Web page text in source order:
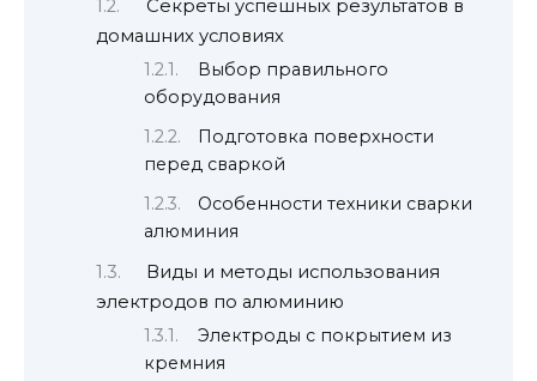
Секреты успешных результатов в
домашних условиях
Выбор правильного
оборудования
Подготовка поверхности
перед сваркой
Особенности техники сварки
алюминия
Виды и методы использования
электродов по алюминию
Электроды с покрытием из
кремния